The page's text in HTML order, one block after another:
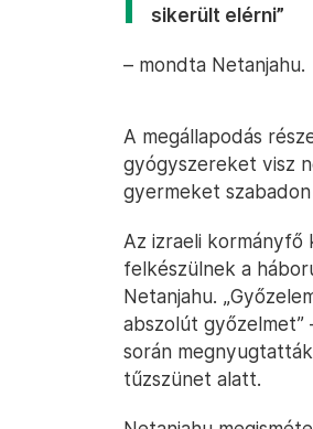
sikerült elérni”
– mondta Netanjahu.
A megállapodás
gyógyszereket visz
gyermeket
Az izraeli kormányfő
felkészülnek a
Netanjahu.
abszolút
során
tűzszünet alatt.